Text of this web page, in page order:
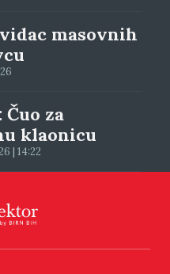
masovnih
za
klaonicu
| 14:22